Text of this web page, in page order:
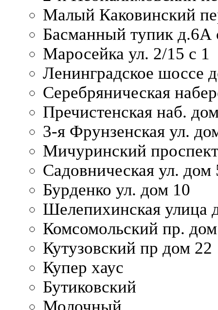
Малый Каковинский
Басманный тупик д.6А
Маросейка ул. 2/15 с 1
Ленинградское шоссе
Серебряническая
Пречистенская наб.
3-я Фрунзенская ул.
Мичуринский
Садовническая ул. дом
Бурденко ул. дом 10
Шелепихинская улица
Комсомольский пр.
Кутузовский пр дом 22
Купер хаус
Бутиковский